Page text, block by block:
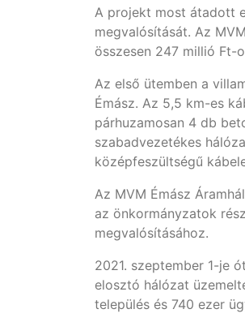
A projekt most átadott
megvalósítását. Az
összesen 247 millió Ft-
Az első ütemben a
Émász. Az 5,5 km-es
párhuzamosan 4 db
szabadvezetékes
középfeszültségű
Az MVM Émász
az önkormányzatok
megvalósításához.
2021. szeptember 1-je
elosztó hálózat
település és 740 ezer